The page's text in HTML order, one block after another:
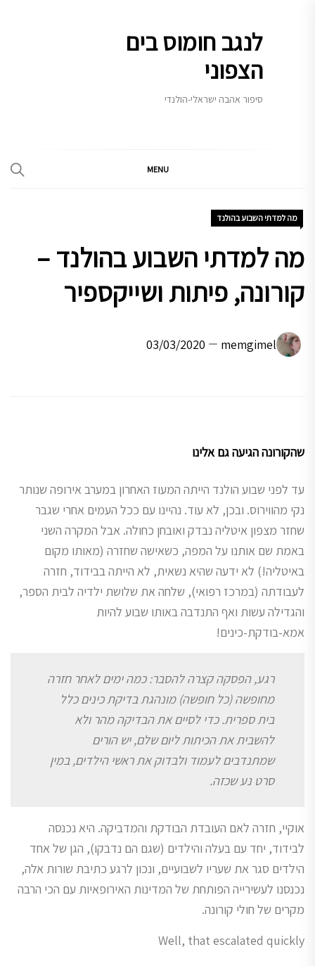
לנגב חומוס בים
הצפוני
סיפור אהבה ישראלי-הולנדי
MENU
מה למדתי השבוע בהולנד
מה למדתי השבוע בהולנד –
קורונה, פיתות ושייקספיר
memgimel
03/03/2020
שהקורונה הגיעה גם אלינו
עד לפני שבוע הולנד הייתה המעוז האחרון במערב אירופה שנותר
נקי מהווירוס. ובכן, לא עוד. נהיינו עם ככל העמים אחרי שגבר
שחזר מצפון איטליה נבדק ואובחן כחולה. אבל המקרה השני
באמת שם אותנו על המפה, כשאישה שחזרה (מאותו מקום
באיטליה!) לא ידעה שהיא נשאית, לא הייתה בבידוד, חזרה
לעבודתה (במרכז רפואי), שלחה את שלושת ילדיה לבית הספר,
והגדילה עשות ואף התנדבה באותו שבוע להיות
אמא-בודקת-כינים!
רגע, הפסקה קצרה להסבר: כמה ימים לאחר חזרה
מחופשה (כל חופשה) מונהגת בדיקת כינים כלל
בית ספרית. כדי לסיים את הבדיקה מהר ולא
להשבית את הכיתות ליום שלם, יש הורים
שמתנדבים לעמוד ולבדוק את ראשי הילדים, במין
סרט נע שכזה.
אוקיי, חזרה לאם העובדת הבודקת והמדביקה. היא נכנסה
לבידוד, יחד עם בעלה והילדים (שגם הם נדבקו), הגן של אחד
הילדים סגר את שעריו לשבועיים, ונכון לרגע כתיבת שורות אלה,
נכנסנו לעשירייה הפותחת של המדינות האירופאיות עם הכי הרבה
מקרים של חולי קורונה.
Well, that escalated quickly